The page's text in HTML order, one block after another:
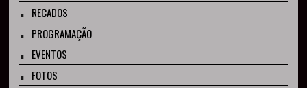
RECADOS
PROGRAMAÇÃO
EVENTOS
FOTOS